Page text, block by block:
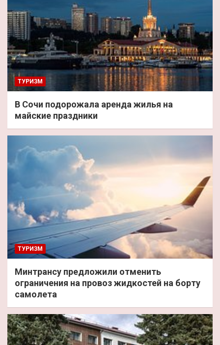
ТУРИЗМ
В Сочи подорожала аренда жилья на
майские праздники
ТУРИЗМ
Минтрансу предложили отменить
ограничения на провоз жидкостей на борту
самолета